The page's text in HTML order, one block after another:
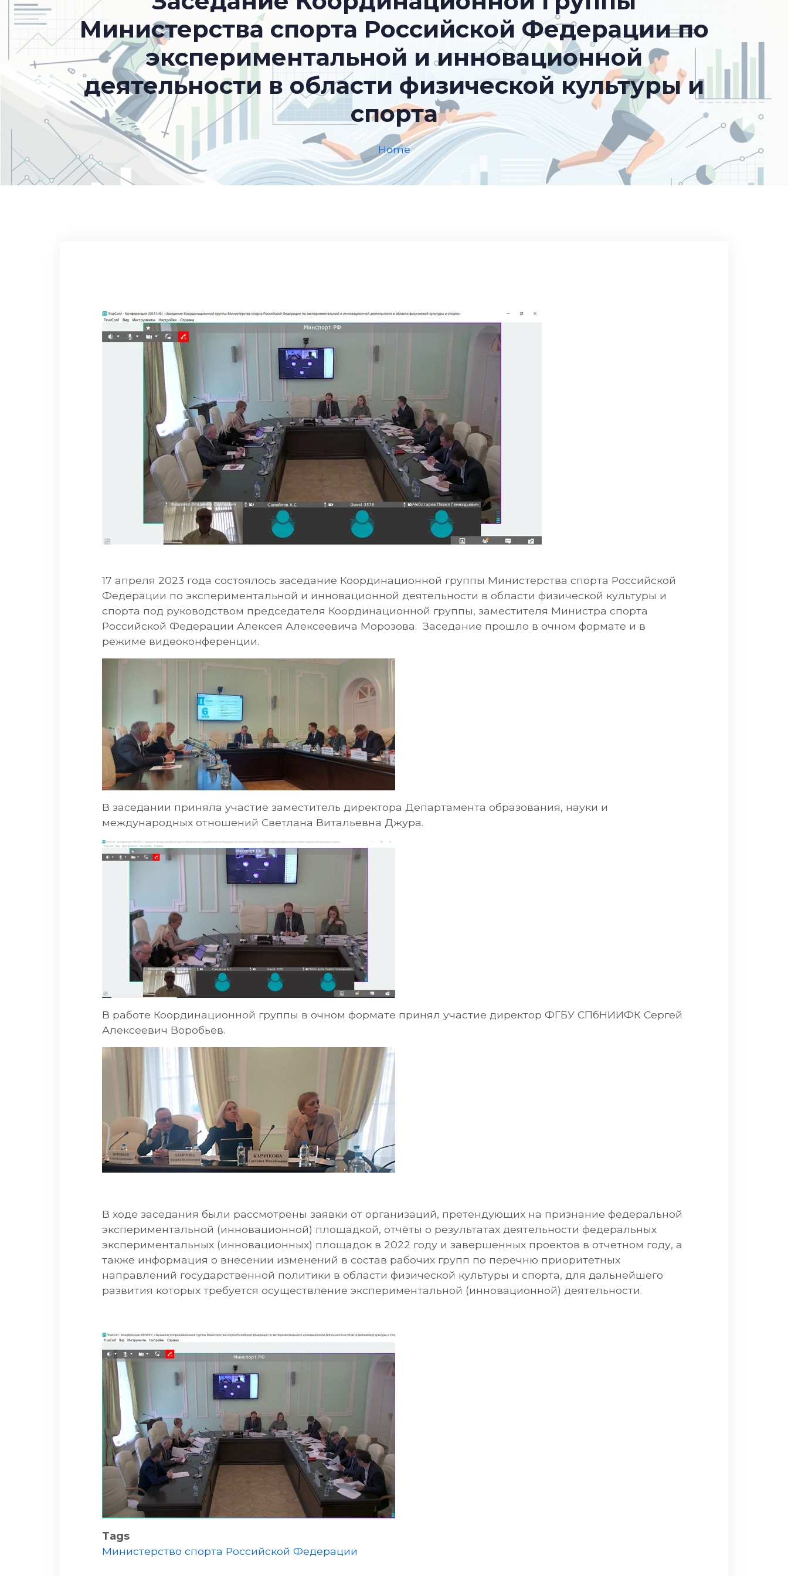
Министерства спорта Российской Федерации по
экспериментальной и инновационной
деятельности в области физической культуры и
спорта
Home
17 апреля 2023 года состоялось заседание Координационной группы Министерства спорта Российской
Федерации по экспериментальной и инновационной деятельности в области физической культуры и
спорта под руководством председателя Координационной группы, заместителя Министра спорта
Российской Федерации Алексея Алексеевича Морозова. Заседание прошло в очном формате и в
режиме видеоконференции.
В заседании приняла участие заместитель директора Департамента образования, науки и
международных отношений Светлана Витальевна Джура.
В работе Координационной группы в очном формате принял участие директор ФГБУ СПбНИИФК Сергей
Алексеевич Воробьев.
В ходе заседания были рассмотрены заявки от организаций, претендующих на признание федеральной
экспериментальной (инновационной) площадкой, отчёты о результатах деятельности федеральных
экспериментальных (инновационных) площадок в 2022 году и завершенных проектов в отчетном году, а
также информация о внесении изменений в состав рабочих групп по перечню приоритетных
направлений государственной политики в области физической культуры и спорта, для дальнейшего
развития которых требуется осуществление экспериментальной (инновационной) деятельности.
Tags
Министерство спорта Российской Федерации